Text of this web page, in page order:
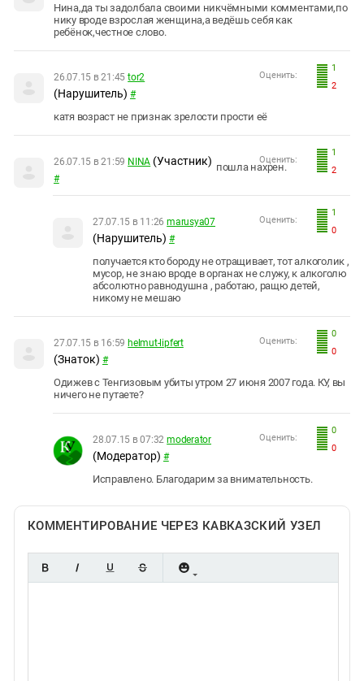
Нина,да ты задолбала своими никчёмными комментами,по
нику вроде взрослая женщина,а ведёшь себя как
ребёнок,честное слово.
1
2
Оценить:
26.07.15 в 21:45 tor2
(Нарушитель) #
катя возраст не признак зрелости прости её
1
2
Оценить:
26.07.15 в 21:59 NINA (Участник)
#
пошла нахрен.
1
0
Оценить:
27.07.15 в 11:26 marusya07
(Нарушитель) #
получается кто бороду не отращивает, тот алкоголик ,
мусор, не знаю вроде в органах не служу, к алкоголю
абсолютно равнодушна , работаю, ращю детей,
никому не мешаю
0
0
Оценить:
27.07.15 в 16:59 helmut-lipfert
(Знаток) #
Одижев с Тенгизовым убиты утром 27 июня 2007 года. КУ, вы
ничего не путаете?
0
0
Оценить:
28.07.15 в 07:32 moderator
(Модератор) #
Исправлено. Благодарим за внимательность.
КОММЕНТИРОВАНИЕ ЧЕРЕЗ КАВКАЗСКИЙ УЗЕЛ